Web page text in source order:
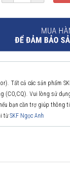
Tất cả các sản phẩm
(CO,CQ). Vui lòng sử
bạn cần trợ giúp thông
từSKF Ngọc Anh